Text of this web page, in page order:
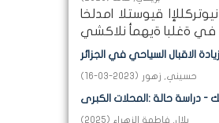
قيوستلا امدلخا
الاقبال السياحي في الجزائر
حسيني, زهور (
2023-03-16
)
دراسة حالة :المحلات الكبرى
بلال, فاطمة الزهراء (
2025
)